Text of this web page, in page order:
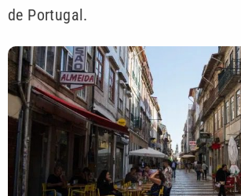
de Portugal.